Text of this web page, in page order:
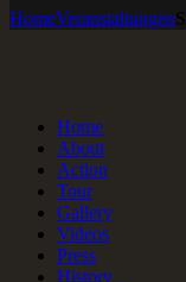
HomeVeranstaltungen
Home
About
Action
Tour
Gallery
Videos
Press
History